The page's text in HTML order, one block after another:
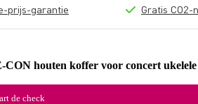
prijs-garantie
Gratis
CON houten koffer voor concert ukelele
de check